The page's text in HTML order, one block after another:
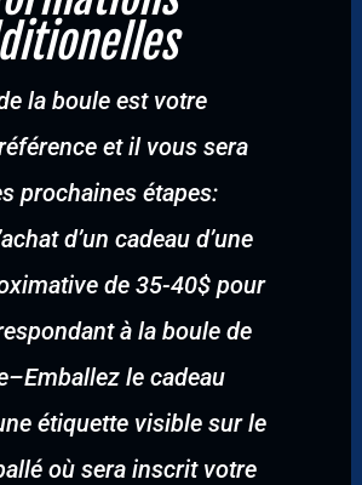
la boule est votre
et il vous sera
prochaines étapes:
d’un cadeau d’une
de 35-40$ pour
à la boule de
–Emballez le cadeau
étiquette visible sur le
où sera inscrit votre